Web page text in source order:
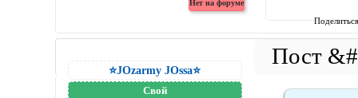
⭐JOzarmy JOssa⭐
Свой